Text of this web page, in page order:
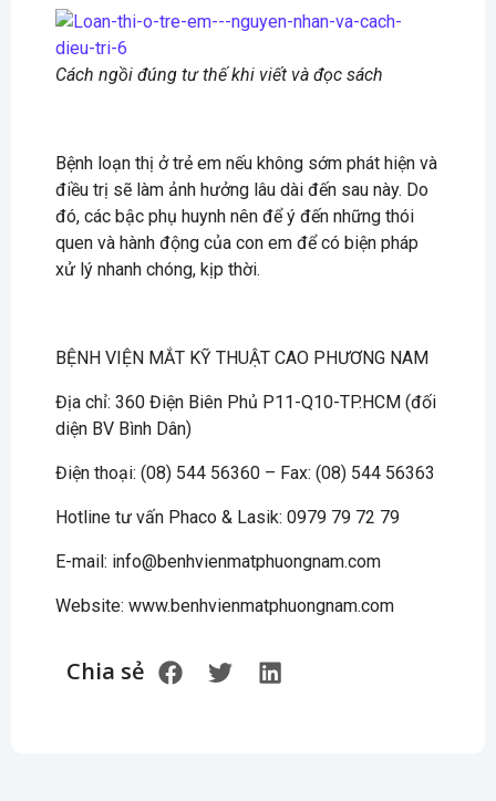
Cách ngồi đúng tư thế khi viết và đọc sách
Bệnh loạn thị ở trẻ em nếu không sớm phát hiện và
điều trị sẽ làm ảnh hưởng lâu dài đến sau này. Do
đó, các bậc phụ huynh nên để ý đến những thói
quen và hành động của con em để có biện pháp
xử lý nhanh chóng, kịp thời.
BỆNH VIỆN MẮT KỸ THUẬT CAO PHƯƠNG NAM
Địa chỉ: 360 Điện Biên Phủ P11-Q10-TP.HCM (đối
diện BV Bình Dân)
Điện thoại: (08) 544 56360 – Fax: (08) 544 56363
Hotline tư vấn Phaco & Lasik: 0979 79 72 79
E-mail: info@benhvienmatphuongnam.com
Website: www.benhvienmatphuongnam.com
Chia sẻ